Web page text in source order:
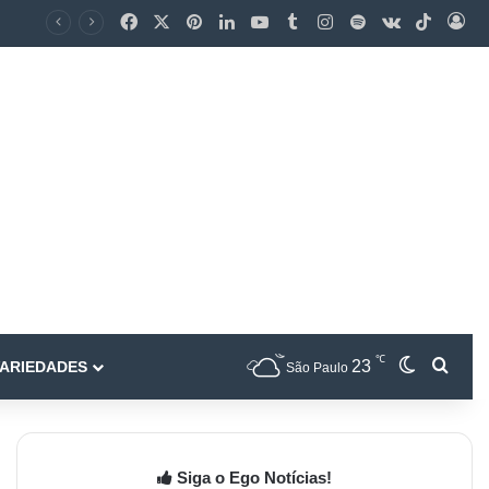
São Paulo 23 ℃
Siga o Ego Notícias!